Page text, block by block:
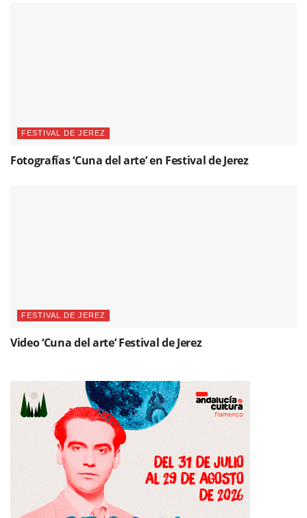
FESTIVAL DE JEREZ
Fotografías ‘Cuna del arte’ en Festival de Jerez
FESTIVAL DE JEREZ
Video ‘Cuna del arte’ Festival de Jerez